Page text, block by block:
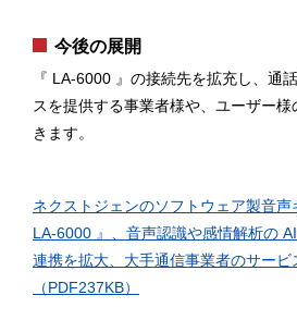
今後の展開
『 LA-6000 』の接続先を拡充し、通
スを提供する事業者様や、ユーザー
きます。
ネクストジェンのソフトウェア製音声
LA-6000 』、音声認識や感情解析の
連携を拡大、大手通信事業者のサービ
（PDF237KB）